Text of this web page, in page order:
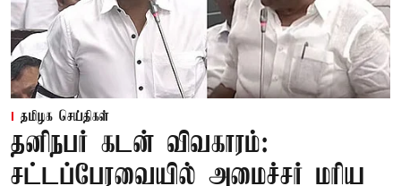
தமிழக செய்திகள்
தனிநபர் கடன் விவகாரம்:
சட்டப்பேரவையில் அமைச்சர் மரிய